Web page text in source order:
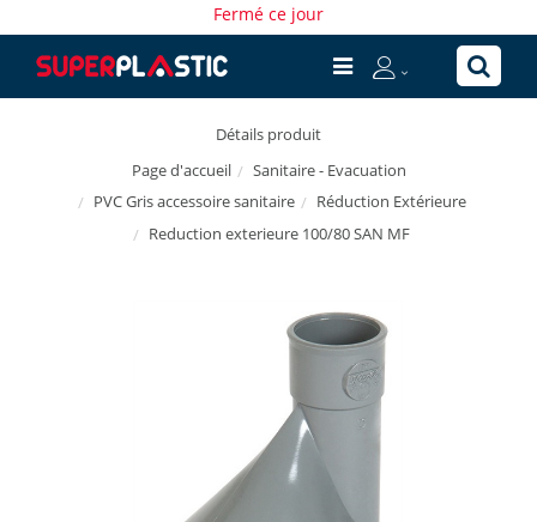
Fermé ce jour
Détails produit
Page d'accueil
Sanitaire - Evacuation
PVC Gris accessoire sanitaire
Réduction Extérieure
Reduction exterieure 100/80 SAN MF